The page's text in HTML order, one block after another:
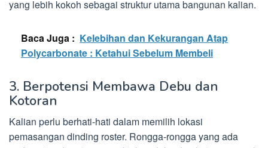
yang lebih kokoh sebagai struktur utama bangunan kalian.
Baca Juga : Kelebihan dan Kekurangan Atap
Polycarbonate : Ketahui Sebelum Membeli
3. Berpotensi Membawa Debu dan
Kotoran
Kalian perlu berhati-hati dalam memilih lokasi
pemasangan dinding roster. Rongga-rongga yang ada